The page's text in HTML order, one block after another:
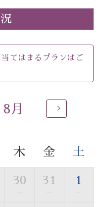
されるため、ご覧いた
能な上、 安心安全にご
す。
---
入園券
ス（事前予約制）
てはまるプランはご
月
木 金 土
30
—
31
—
1
—